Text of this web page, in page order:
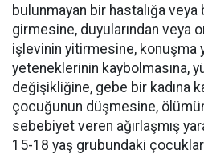
bulunmayan bir hastalığa
girmesine, duyularından veya
işlevinin yitirmesine, konuşma
yeteneklerinin kaybolmasına,
değişikliğine, gebe bir kadına
çocuğunun düşmesine,
sebebiyet veren ağırlaşmış
15-18 yaş grubundaki